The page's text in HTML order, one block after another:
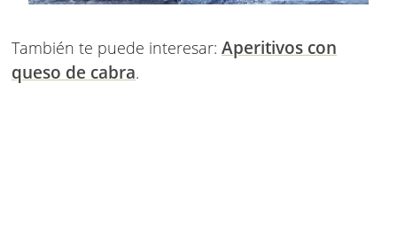
También te puede interesar: Aperitivos con
queso de cabra.